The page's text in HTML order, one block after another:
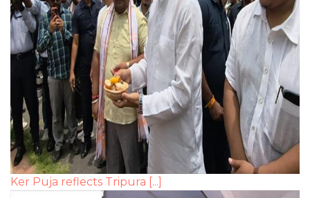
Ker Puja reflects Tripura [...]